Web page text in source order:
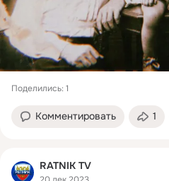
Поделились: 1
Комментировать 1
RATNIK TV